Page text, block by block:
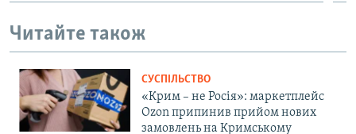
Читайте також
СУСПІЛЬСТВО
«Крим – не Росія»: маркетплейс
Ozon припинив прийом нових
замовлень на Кримському